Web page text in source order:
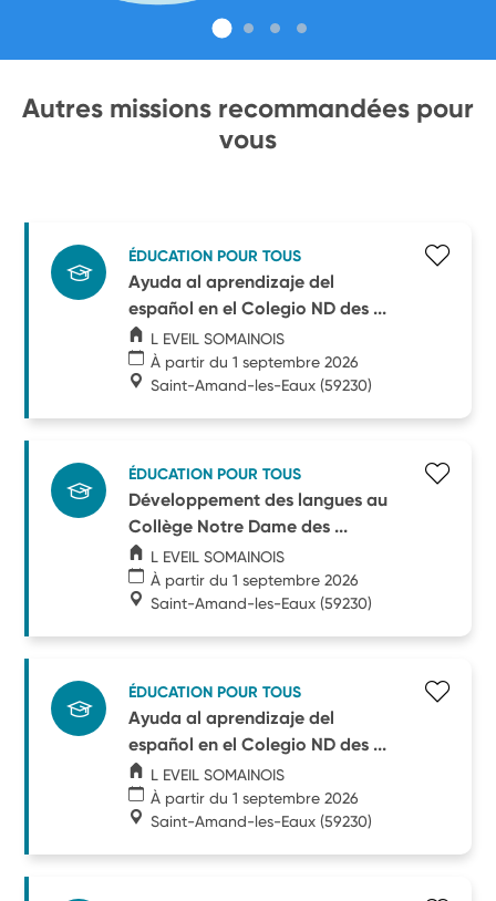
Autres missions recommandées pour
vous
ÉDUCATION POUR TOUS
Ayuda al aprendizaje del
español en el Colegio ND des ...
L EVEIL SOMAINOIS
À partir du 1 septembre 2026
Saint-Amand-les-Eaux (59230)
ÉDUCATION POUR TOUS
Développement des langues au
Collège Notre Dame des ...
L EVEIL SOMAINOIS
À partir du 1 septembre 2026
Saint-Amand-les-Eaux (59230)
ÉDUCATION POUR TOUS
Ayuda al aprendizaje del
español en el Colegio ND des ...
L EVEIL SOMAINOIS
À partir du 1 septembre 2026
Saint-Amand-les-Eaux (59230)